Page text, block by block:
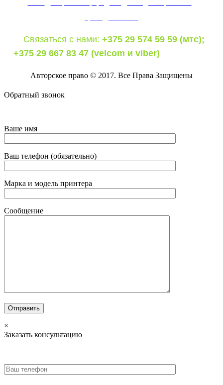
Связаться с нами: +375 29 574 59 59 (мтс);
+375 29 667 83 47 (velcom и viber)
Авторское право © 2017. Все Права Защищены
Обратный звонок
Ваше имя
Ваш телефон (обязательно)
Марка и модель принтера
Сообщение
×
Заказать консультацию